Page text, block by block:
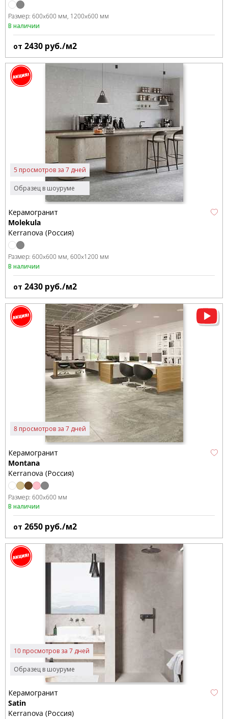
Размер: 600x600 мм 1200x600 мм
В наличии
от 2430 руб./м2
Образец в шоуруме
5 просмотров за 7 дней
Керамогранит
Molekula
Kerranova (Россия)
Размер: 600x600 мм 600x1200 мм
В наличии
от 2430 руб./м2
8 просмотров за 7 дней
Керамогранит
Montana
Kerranova (Россия)
Размер: 600x600 мм
В наличии
от 2650 руб./м2
Образец в шоуруме
10 просмотров за 7 дней
Керамогранит
Satin
Kerranova (Россия)